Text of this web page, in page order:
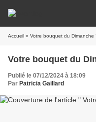
Accueil » Votre bouquet du Dimanche
Votre bouquet du
Publié le 07/12/2024 à 18:09
Par Patricia Gaillard